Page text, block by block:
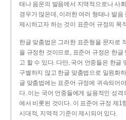
태나 음운의 발음에서 지역적으로나 사
경우가 많은데, 이러한 여러 형태나 발음
제시하고자 하는 것이 표준어 규정의 목
한글 맞춤법은 그러한 표준형을 문자로
을 규정한 것이므로, 표준어 규정은 한
고 할 수 있다. 다만, 국어 언중들은 한글
구별하지 않고 한글 맞춤법으로 일원화
글 맞춤법에는 표준어 규정에 귀속되어
다. 이는 국어 언중들에게 실용적인 성
에서 비롯된 것이다. 이 표준어 규정 제1
시대적, 지역적 기준이 제시되어 있다.